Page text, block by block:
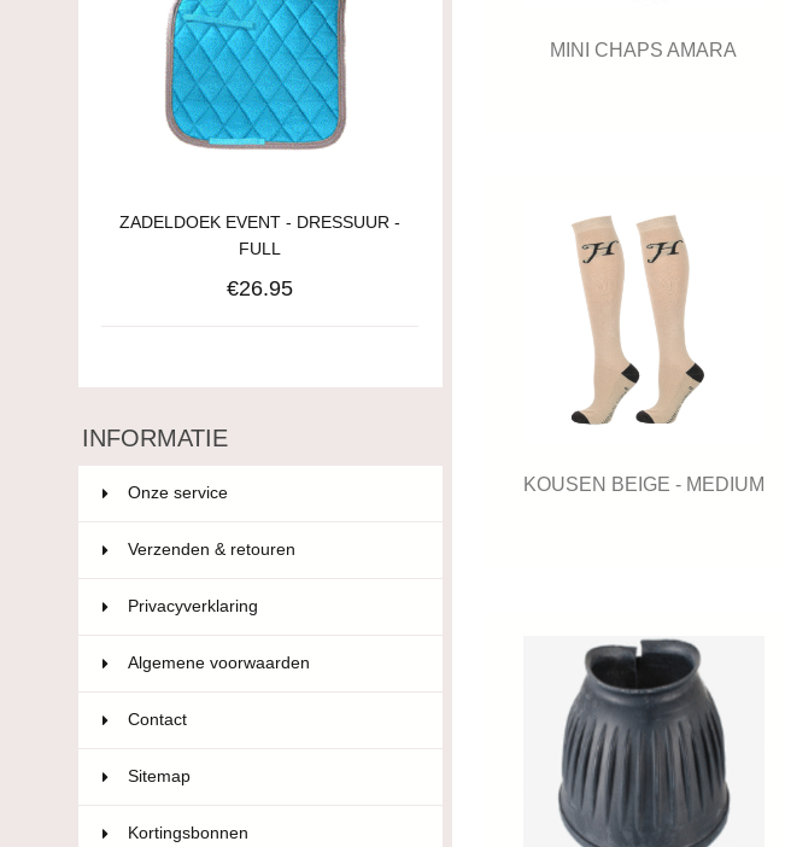
ZADELDOEK EVENT - DRESSUUR -
FULL
€26.95
INFORMATIE
Onze service
Verzenden & retouren
Privacyverklaring
Algemene voorwaarden
Contact
Sitemap
Kortingsbonnen
MINI CHAPS AMARA
KOUSEN BEIGE - MEDIUM